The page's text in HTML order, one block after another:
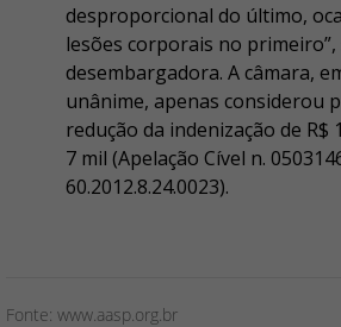
desproporcional do último,
lesões corporais no
desembargadora. A câmara,
unânime, apenas considerou
redução da indenização de R$
7 mil (Apelação Cível n.
60.2012.8.24.0023).
Fonte: www.aasp.org.br